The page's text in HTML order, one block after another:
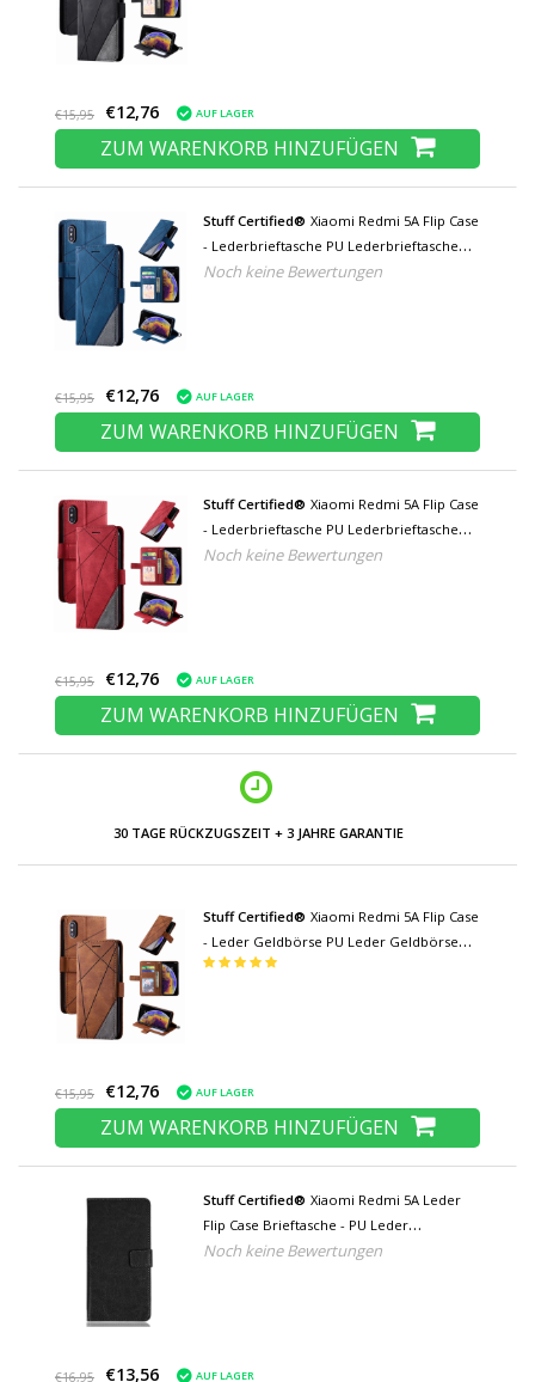
€15,95 €12,76 AUF LAGER
ZUM WARENKORB HINZUFÜGEN
Stuff Certified® Xiaomi Redmi 5A Flip Case
- Lederbrieftasche PU Lederbrieftasche
Cover Cas Case Blau
Noch keine Bewertungen
€15,95 €12,76 AUF LAGER
ZUM WARENKORB HINZUFÜGEN
Stuff Certified® Xiaomi Redmi 5A Flip Case
- Lederbrieftasche PU Lederbrieftasche
Cover Cas Case Rot
Noch keine Bewertungen
€15,95 €12,76 AUF LAGER
ZUM WARENKORB HINZUFÜGEN
NIEDRIGE PREISE UND GROSSE AUSWAHL
Stuff Certified® Xiaomi Redmi 5A Flip Case
- Leder Geldbörse PU Leder Geldbörse
Cover Cas Case Brown
€15,95 €12,76 AUF LAGER
ZUM WARENKORB HINZUFÜGEN
Stuff Certified® Xiaomi Redmi 5A Leder
Flip Case Brieftasche - PU Leder
Brieftasche Cover Cas Case Schwarz
Noch keine Bewertungen
€16,95 €13,56 AUF LAGER